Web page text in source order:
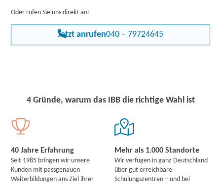
Oder rufen Sie uns direkt an:
Jetzt anrufen040 – 79724645
4 Gründe, warum das IBB die richtige Wahl ist
40 Jahre Erfahrung
Seit 1985 bringen wir unsere
Kunden mit passgenauen
Weiterbildungen ans Ziel ihrer
Mehr als 1.000 Standorte
Wir verfügen in ganz Deutschland
über gut erreichbare
Schulungszentren – und bei